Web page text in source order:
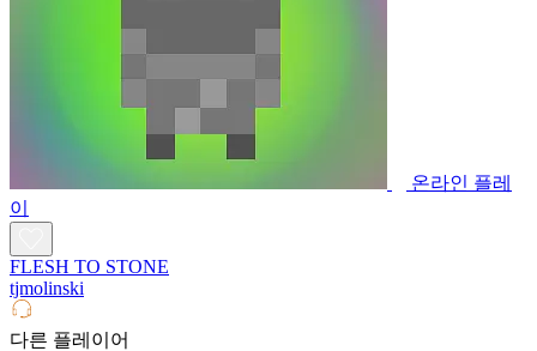
온라인 플레
이
FLESH TO STONE
tjmolinski
다른 플레이어